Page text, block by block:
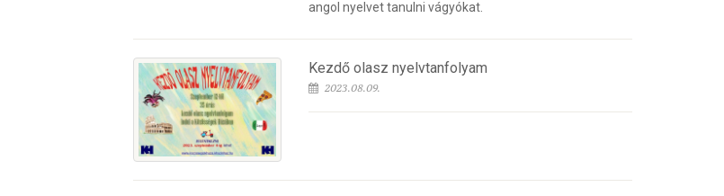
angol nyelvet tanulni vágyókat.
Kezdő olasz nyelvtanfolyam
2023.08.09.